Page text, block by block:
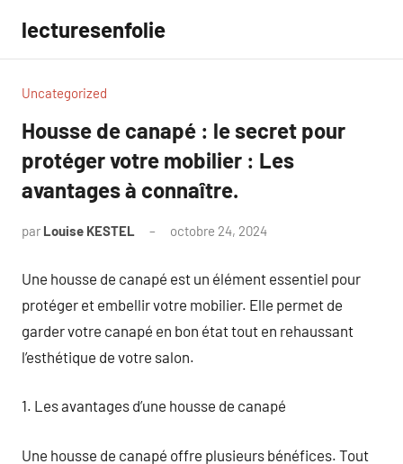
contenu
lecturesenfolie
Uncategorized
Housse de canapé : le secret pour
protéger votre mobilier : Les
avantages à connaître.
par Louise KESTEL octobre 24, 2024
Une housse de canapé est un élément essentiel pour
protéger et embellir votre mobilier. Elle permet de
garder votre canapé en bon état tout en rehaussant
l’esthétique de votre salon.
1. Les avantages d’une housse de canapé
Une housse de canapé offre plusieurs bénéfices. Tout